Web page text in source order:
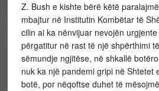
Z. Bush e kishte bërë këtë
mbajtur në Institutin Kombëtar të
cilin ai ka nënvijuar nevojën urgjente
përgatitur në rast të një shpërthimi
sëmundje ngjitëse, në shkallë
nuk ka një pandemi gripi në Shtetet
botë, por nëqoftse duhet të